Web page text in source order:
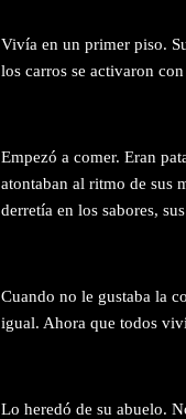
Vivía en un primer piso.
los carros se activaron
Empezó a comer. Eran
atontaban al ritmo de sus
derretía en los sabores,
Cuando no le gustaba la
igual. Ahora que todos
Lo heredó de su abuelo.